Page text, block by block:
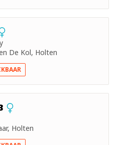
De Kol, Holten
Holten